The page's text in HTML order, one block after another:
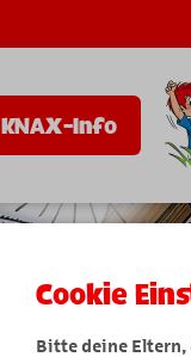
KNAX-Info
Cookie
Bitte deine Eltern,